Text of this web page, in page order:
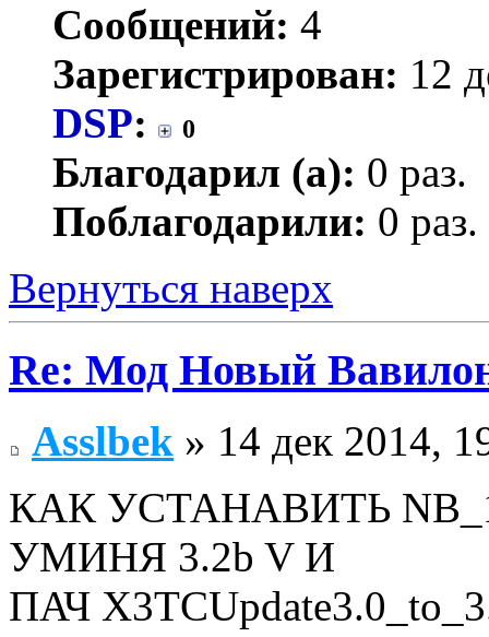
Сообщений: 4
Зарегистрирован: 12
DSP: 0
Благодарил (а): 0 раз.
Поблагодарили: 0 раз.
Вернуться наверх
Re: Мод Новый
Asslbek » 14 дек 2014,
КАК УСТАНАВИТЬ
УМИНЯ 3.2b V И
ПАЧ